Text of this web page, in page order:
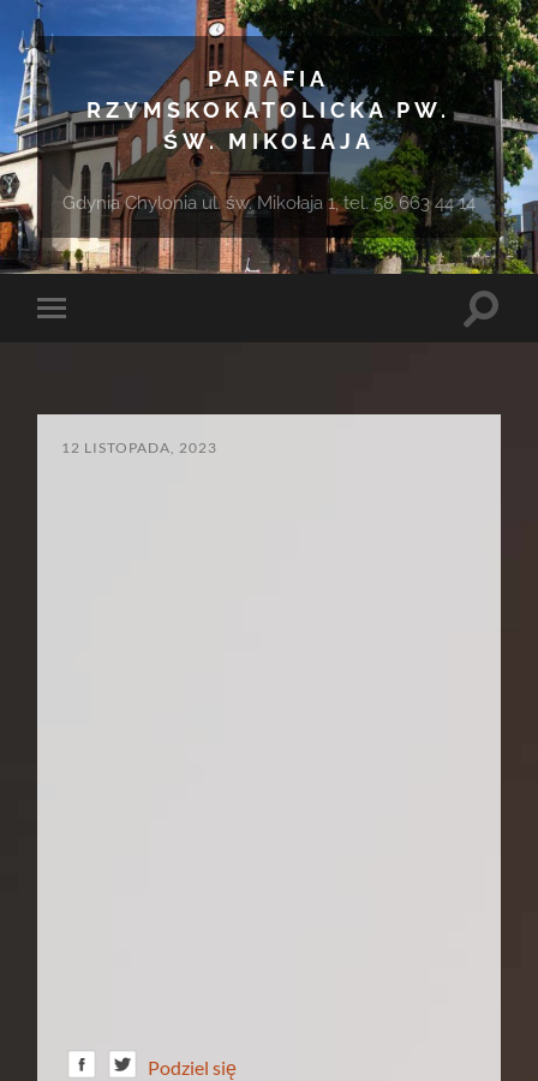
PARAFIA
RZYMSKOKATOLICKA PW.
ŚW. MIKOŁAJA
Gdynia Chylonia ul. św. Mikołaja 1, tel. 58 663 44 14
Toggle
Toggle
12 LISTOPADA, 2023
Podziel się